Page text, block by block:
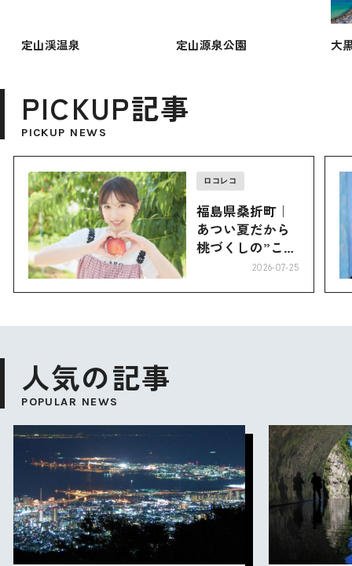
定山渓温泉 定山源泉公園 大
PICKUP記事
PICKUP NEWS
ロコレコ
福島県桑折町｜
あつい夏だから
桃づくしの”こお
2026-07-25
人気の記事
POPULAR NEWS